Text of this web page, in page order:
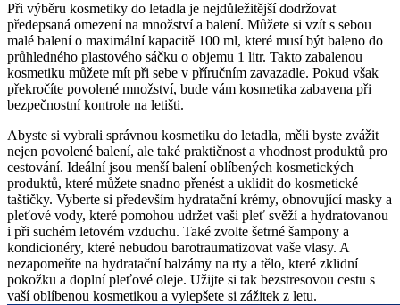
Při výběru kosmetiky do letadla je nejdůležitější dodržovat
předepsaná omezení na množství a balení. Můžete si vzít s sebou
malé balení o maximální kapacitě 100 ml, které musí být baleno do
průhledného plastového sáčku o objemu 1 litr. Takto zabalenou
kosmetiku můžete mít při sebe v příručním zavazadle. Pokud však
překročíte povolené množství, bude vám kosmetika zabavena při
bezpečnostní kontrole na letišti.
Abyste si vybrali správnou kosmetiku do letadla, měli byste zvážit
nejen povolené balení, ale také praktičnost a vhodnost produktů pro
cestování. Ideální jsou menší balení oblíbených kosmetických
produktů, které můžete snadno přenést a uklidit do kosmetické
taštičky. Vyberte si především hydratační krémy, obnovující masky a
pleťové vody, které pomohou udržet vaši pleť svěží a hydratovanou
i při suchém letovém vzduchu. Také zvolte šetrné šampony a
kondicionéry, které nebudou barotraumatizovat vaše vlasy. A
nezapomeňte na hydratační balzámy na rty a tělo, které zklidní
pokožku a doplní pleťové oleje. Užijte si tak bezstresovou cestu s
vaší oblíbenou kosmetikou a vylepšete si zážitek z letu.